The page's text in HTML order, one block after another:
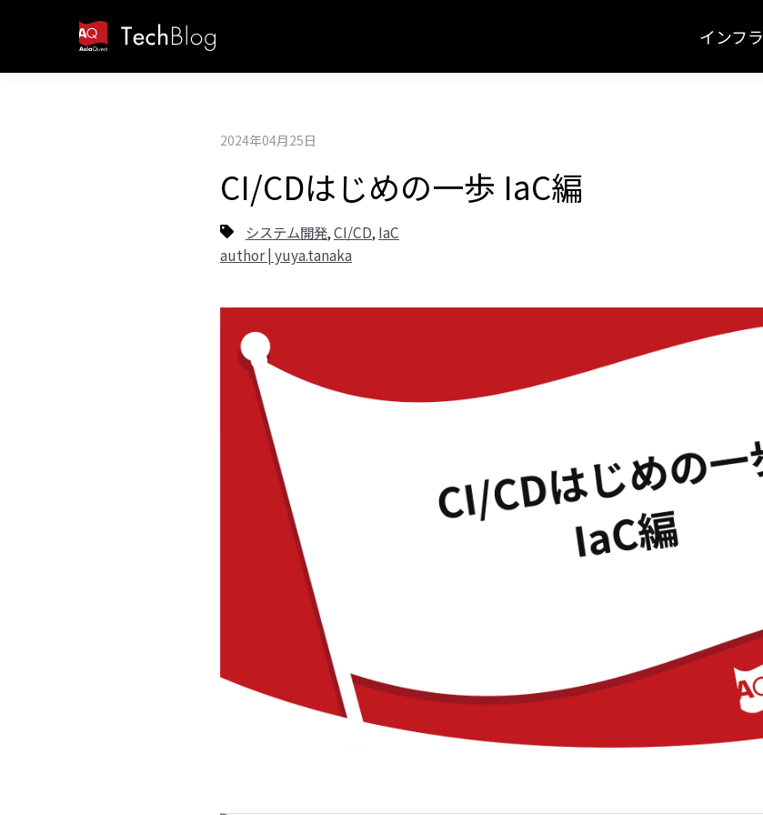
インフラ
2024年04月25日
CI/CDはじめの一歩 IaC編
システム開発, CI/CD, IaC
author | yuya.tanaka